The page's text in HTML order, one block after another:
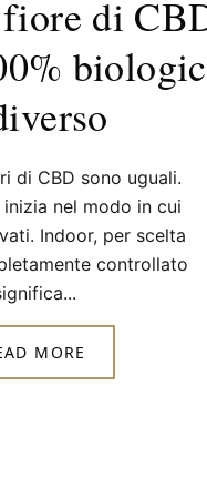
di
di CBD sono uguali.
nel modo in cui
Indoor, per scelta
controllato
MORE